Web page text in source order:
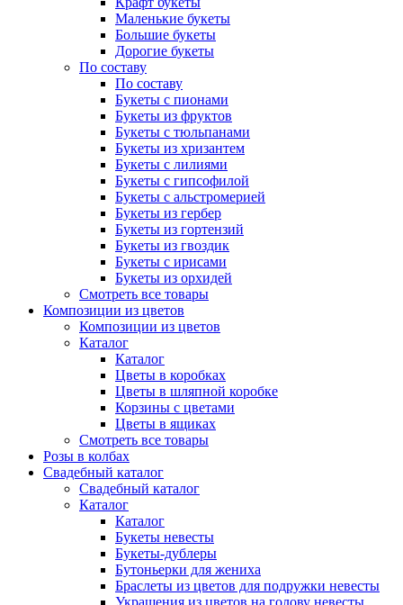
Маленькие букеты
Большие букеты
Дорогие букеты
По составу
По составу
Букеты с пионами
Букеты из фруктов
Букеты с тюльпанами
Букеты из хризантем
Букеты с лилиями
Букеты с гипсофилой
Букеты с альстромерией
Букеты из гербер
Букеты из гортензий
Букеты из гвоздик
Букеты с ирисами
Букеты из орхидей
Смотреть все товары
Композиции из цветов
Композиции из цветов
Каталог
Каталог
Цветы в коробках
Цветы в шляпной коробке
Корзины с цветами
Цветы в ящиках
Смотреть все товары
Розы в колбах
Свадебный каталог
Свадебный каталог
Каталог
Каталог
Букеты невесты
Букеты-дублеры
Бутоньерки для жениха
Браслеты из цветов для подружки невесты